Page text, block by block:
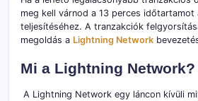
meg kell várnod a 13 perces időtartamot
teljesítéséhez. A tranzakciók
megoldás a Lightning Network
Mi a Lightning Network?
A Lightning Network egy láncon kívüli